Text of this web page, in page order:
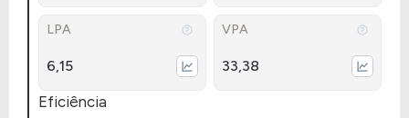
LPA
6,15
VPA
33,38
Eficiência